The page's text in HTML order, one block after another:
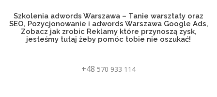
Szkolenia adwords Warszawa – Tanie warsztaty oraz
SEO, Pozycjonowanie i adwords Warszawa Google Ads,
Zobacz jak zrobic Reklamy które przynoszą zysk,
jesteśmy tutaj żeby pomóc tobie nie oszukać!
+48 570 933 114